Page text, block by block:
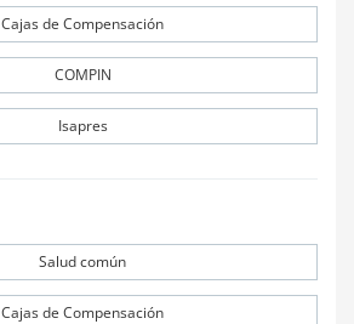
Cajas de Compensación
COMPIN
Isapres
Salud común
Cajas de Compensación